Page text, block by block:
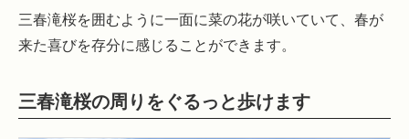
三春滝桜を囲むように一面に菜の花が咲いていて、春が
来た喜びを存分に感じることができます。
三春滝桜の周りをぐるっと歩けます